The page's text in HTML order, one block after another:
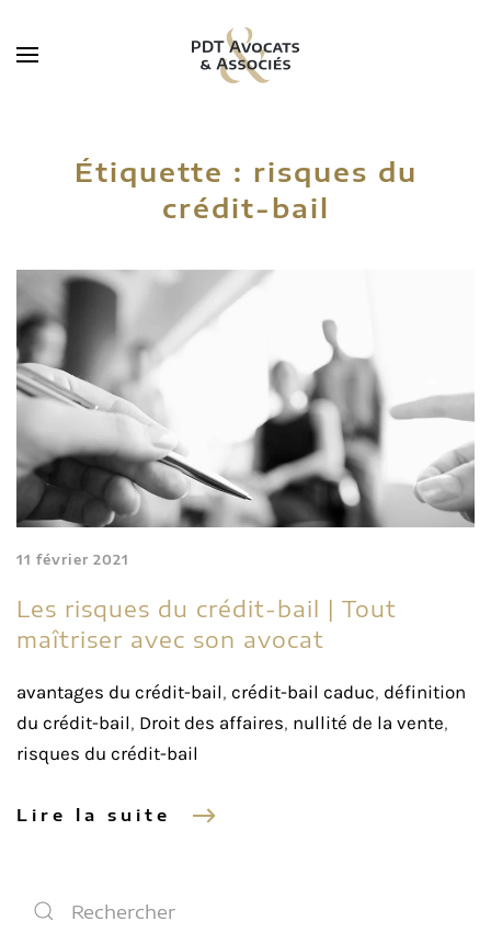
Skip to main content
Étiquette : risques du
crédit-bail
11 février 2021
Les risques du crédit-bail | Tout
maîtriser avec son avocat
avantages du crédit-bail, crédit-bail caduc, définition
du crédit-bail, Droit des affaires, nullité de la vente,
risques du crédit-bail
Lire la suite